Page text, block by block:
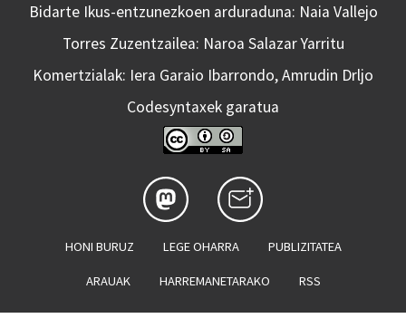
Bidarte Ikus-entzunezkoen arduraduna: Naia Vallejo
Torres Zuzentzailea: Naroa Salazar Yarritu
Komertzialak: Iera Garaio Ibarrondo, Amrudin Drljo
Codesyntaxek garatua
HONI BURUZ LEGE OHARRA PUBLIZITATEA
ARAUAK HARREMANETARAKO RSS